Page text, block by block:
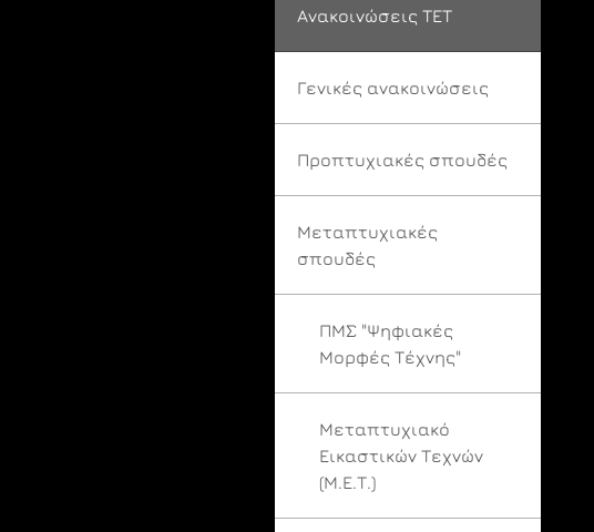
Ανακοινώσεις ΤΕΤ
Γενικές ανακοινώσεις
Προπτυχιακές σπουδές
Μεταπτυχιακές
σπουδές
ΠΜΣ "Ψηφιακές
Μορφές Τέχνης"
Μεταπτυχιακό
Εικαστικών Τεχνών
(Μ.Ε.Τ.)